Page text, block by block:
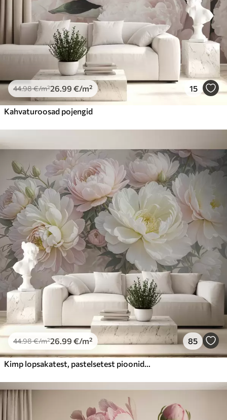
44.98€/m²26 .99 €/m² 15
Kahvaturoosad pojengid
44.98€/m²26 .99 €/m² 85